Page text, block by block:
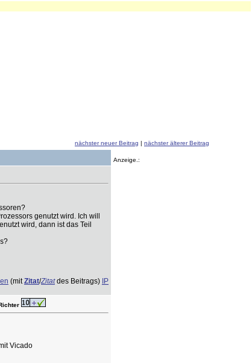
nächster neuer Beitrag | nächster älterer Beitrag
genutzt wird. Ich will
wird, dann ist das Teil
(mitZitat/Zitatdes Beitrags) IP
Vicado
Anzeige.: